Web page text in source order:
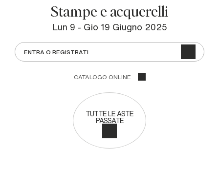
Stampe e acquerelli
lun 9 - gio 19 Giugno 2025
ENTRA O REGISTRATI
CATALOGO ONLINE
TUTTE LE ASTE
PASSATE